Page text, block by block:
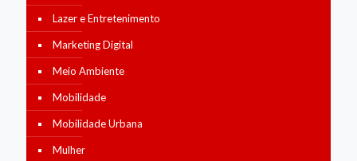
Lazer e Entretenimento
Marketing Digital
Meio Ambiente
Mobilidade
Mobilidade Urbana
Mulher